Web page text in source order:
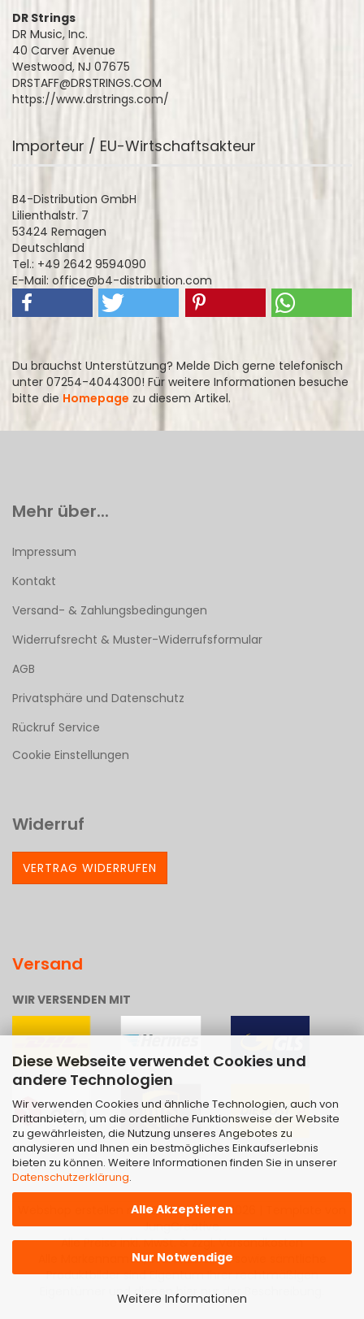
Diese Webseite verwendet Cookies und
andere Technologien
Wir verwenden Cookies und ähnliche Technologien, auch von
Drittanbietern, um die ordentliche Funktionsweise der Website
zu gewährleisten, die Nutzung unseres Angebotes zu
analysieren und Ihnen ein bestmögliches Einkaufserlebnis
bieten zu können. Weitere Informationen finden Sie in unserer
Datenschutzerklärung.
Alle Akzeptieren
Nur Notwendige
Weitere Informationen
DR Strings
DR Music, Inc.
40 Carver Avenue
Westwood, NJ 07675
DRSTAFF@DRSTRINGS.COM
https://www.drstrings.com/
Importeur / EU-Wirtschaftsakteur
B4-Distribution GmbH
Lilienthalstr. 7
53424 Remagen
Deutschland
Tel.: +49 2642 9594090
E-Mail: office@b4-distribution.com
Du brauchst Unterstützung? Melde Dich gerne telefonisch
unter 07254-4044300! Für weitere Informationen besuche
bitte die Homepage zu diesem Artikel.
Mehr über...
Impressum
Kontakt
Versand- & Zahlungsbedingungen
Widerrufsrecht & Muster-Widerrufsformular
AGB
Privatsphäre und Datenschutz
Rückruf Service
Cookie Einstellungen
Widerruf
VERTRAG WIDERRUFEN
Versand
WIR VERSENDEN MIT
mit Gambio.de © 2026 | Template von
JungCreative.
Alle Preise inkl. MwSt. & zzgl. Versandkosten
Alle Markennamen, Warenzeichen sowie sämtliche
Produktbilder sind Eigentum Ihrer rechtmäßigen
Eigentümer und dienen hier nur der Beschreibung.